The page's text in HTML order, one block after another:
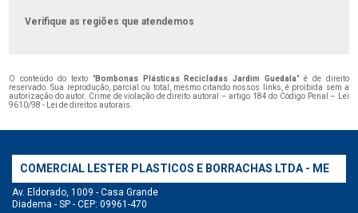
Verifique as regiões que atendemos
O conteúdo do texto "Bombonas Plásticas Recicladas Jardim Guedala" é de direito
reservado. Sua reprodução, parcial ou total, mesmo citando nossos links, é proibida sem a
autorização do autor. Crime de violação de direito autoral – artigo 184 do Código Penal – Lei
9610/98 - Lei de direitos autorais.
COMERCIAL LESTER PLASTICOS E BORRACHAS LTDA - ME
Av. Eldorado, 1009 - Casa Grande
Diadema - SP - CEP: 09961-470